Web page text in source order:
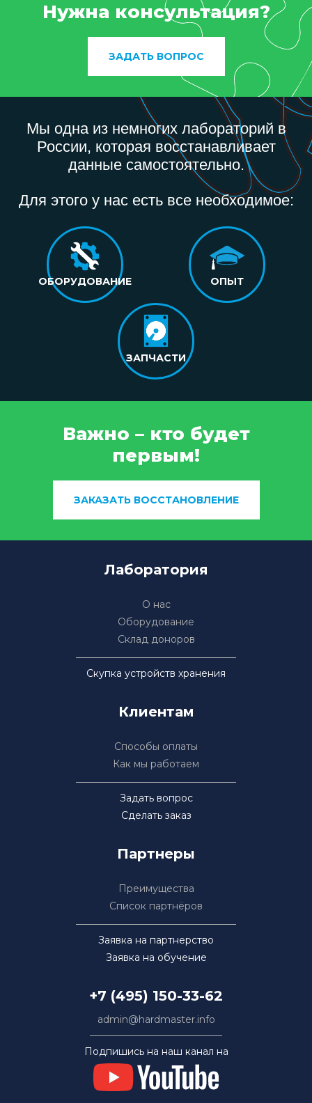
Нужна консультация?
ЗАДАТЬ ВОПРОС
Мы одна из немногих лабораторий в
России, которая восстанавливает
данные самостоятельно.
Для этого у нас есть все необходимое:
ОБОРУДОВАНИЕ ОПЫТ
ЗАПЧАСТИ
Важно – кто будет
первым!
ЗАКАЗАТЬ ВОССТАНОВЛЕНИЕ
Лаборатория
О нас
Оборудование
Склад доноров
Скупка устройств хранения
Клиентам
Способы оплаты
Как мы работаем
Задать вопрос
Сделать заказ
Партнеры
Преимущества
Список партнёров
Заявка на партнерство
Заявка на обучение
+7 (495) 150-33-62
admin@hardmaster.info
Подпишись на наш канал на